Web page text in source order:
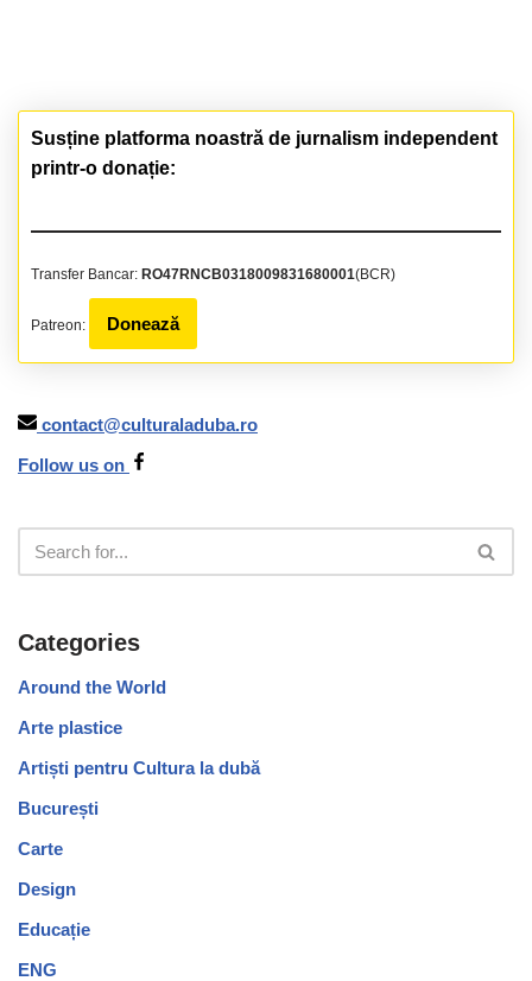
Susține platforma noastră de jurnalism independent
printr-o donație:
Transfer Bancar: RO47RNCB0318009831680001(BCR)
Patreon: Donează
contact@culturaladuba.ro
Follow us on
Categories
Around the World
Arte plastice
Artiști pentru Cultura la dubă
București
Carte
Design
Educație
ENG